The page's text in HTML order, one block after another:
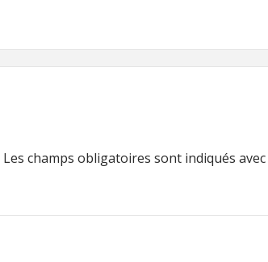
Les champs obligatoires sont indiqués avec